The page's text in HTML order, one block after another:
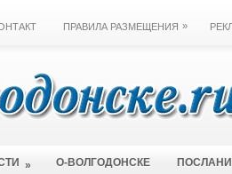
ПРАВИЛА РАЗМЕЩЕНИЯ »
» О-ВОЛГОДОНСКЕ